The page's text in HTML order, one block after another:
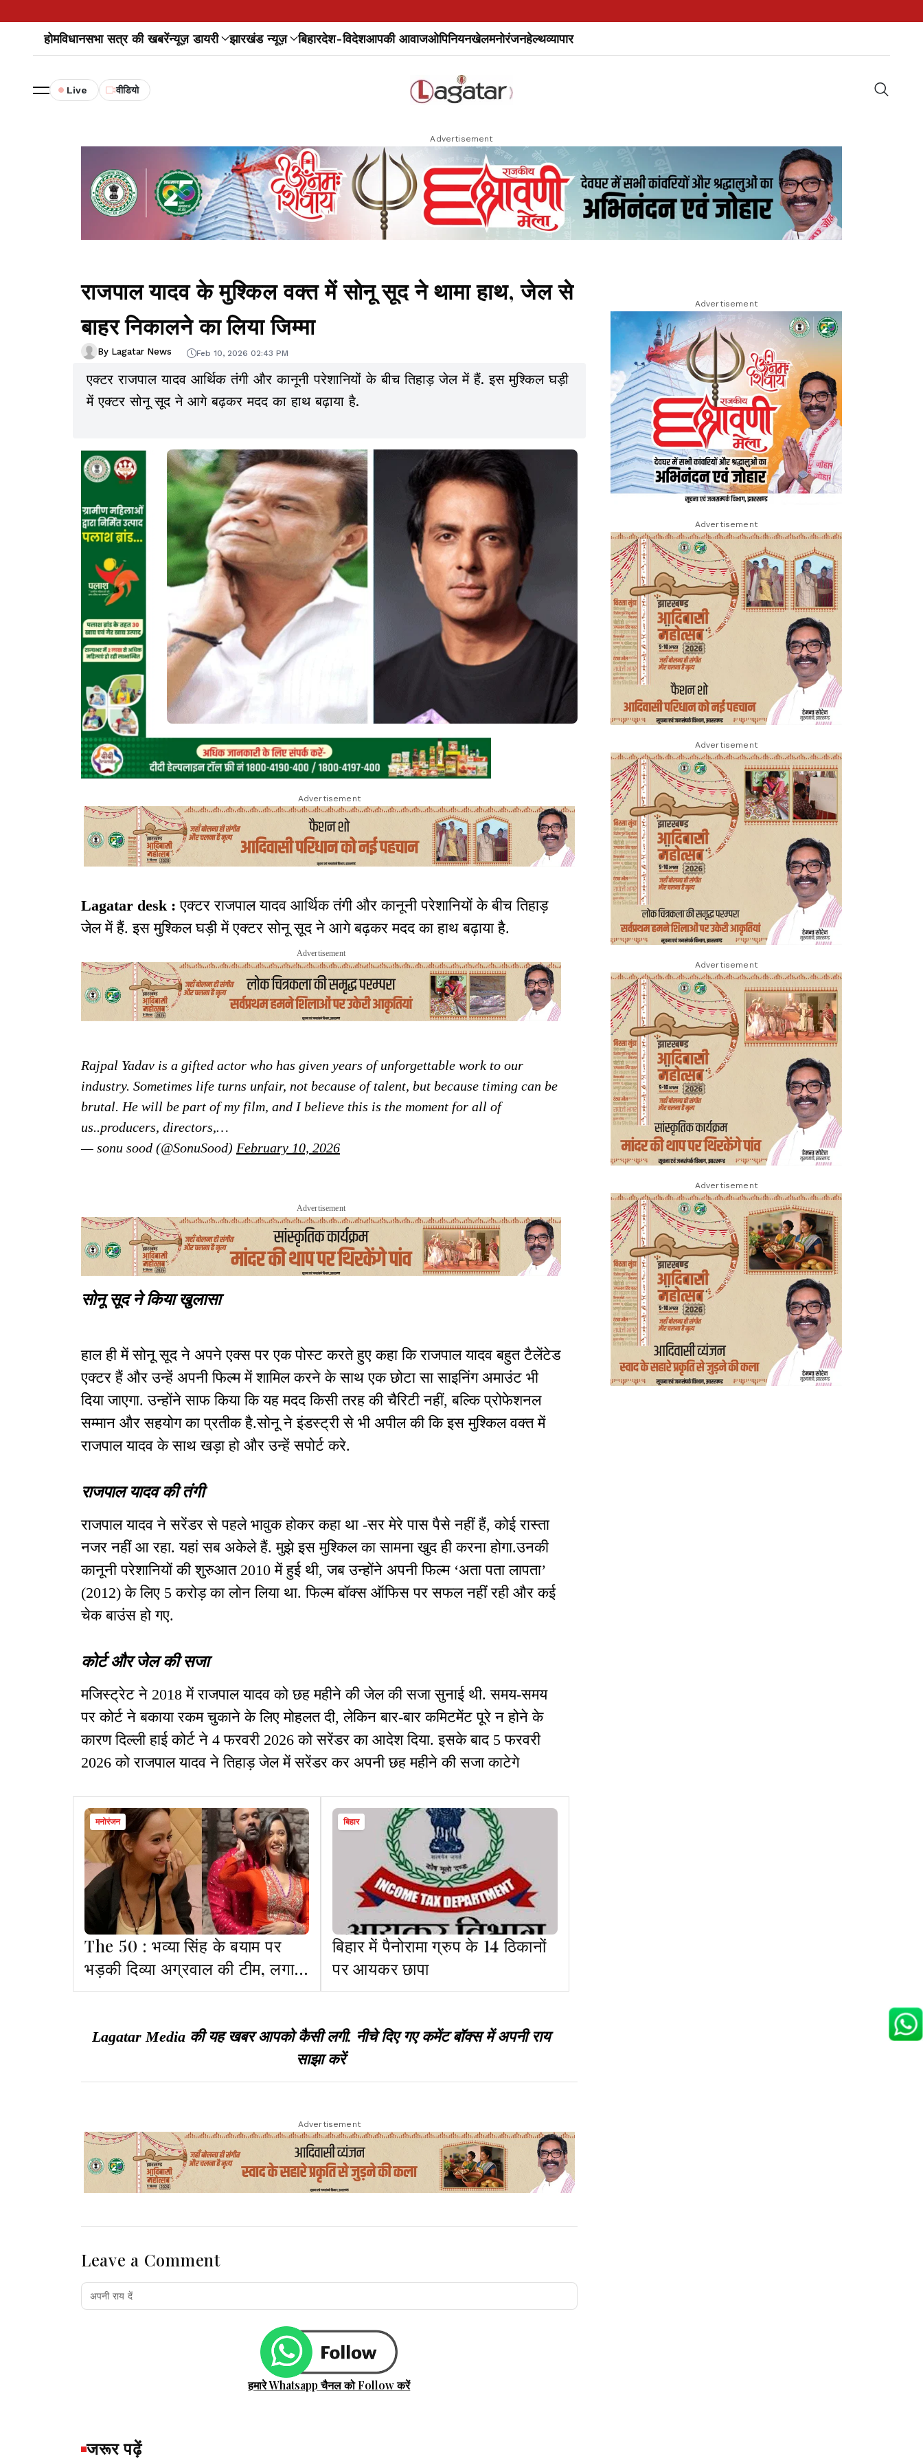
होमविधानसभा सत्र की खबरेंन्यूज़ डायरी झारखंड न्यूज़ बिहारदेश-विदेशआपकी आवाजओपिनियनखेलमनोरंजनहेल्थव्यापार
Live वीडियो
Advertisement
राजपाल यादव के मुश्किल वक्त में सोनू सूद ने थामा हाथ, जेल से
बाहर निकालने का लिया जिम्मा
By Lagatar News Feb 10, 2026 02:43 PM
एक्टर राजपाल यादव आर्थिक तंगी और कानूनी परेशानियों के बीच तिहाड़ जेल में हैं. इस मुश्किल घड़ी
में एक्टर सोनू सूद ने आगे बढ़कर मदद का हाथ बढ़ाया है.
Advertisement
Lagatar desk : एक्टर राजपाल यादव आर्थिक तंगी और कानूनी परेशानियों के बीच तिहाड़
जेल में हैं. इस मुश्किल घड़ी में एक्टर सोनू सूद ने आगे बढ़कर मदद का हाथ बढ़ाया है.
Advertisement
Rajpal Yadav is a gifted actor who has given years of unforgettable work to our
industry. Sometimes life turns unfair, not because of talent, but because timing can be
brutal. He will be part of my film, and I believe this is the moment for all of
us..producers, directors,…
— sonu sood (@SonuSood) February 10, 2026
Advertisement
सोनू सूद ने किया खुलासा
हाल ही में सोनू सूद ने अपने एक्स पर एक पोस्ट करते हुए कहा कि राजपाल यादव बहुत टैलेंटेड
एक्टर हैं और उन्हें अपनी फिल्म में शामिल करने के साथ एक छोटा सा साइनिंग अमाउंट भी
दिया जाएगा. उन्होंने साफ किया कि यह मदद किसी तरह की चैरिटी नहीं, बल्कि प्रोफेशनल
सम्मान और सहयोग का प्रतीक है.सोनू ने इंडस्ट्री से भी अपील की कि इस मुश्किल वक्त में
राजपाल यादव के साथ खड़ा हो और उन्हें सपोर्ट करे.
राजपाल यादव की तंगी
राजपाल यादव ने सरेंडर से पहले भावुक होकर कहा था -सर मेरे पास पैसे नहीं हैं, कोई रास्ता
नजर नहीं आ रहा. यहां सब अकेले हैं. मुझे इस मुश्किल का सामना खुद ही करना होगा.उनकी
कानूनी परेशानियों की शुरुआत 2010 में हुई थी, जब उन्होंने अपनी फिल्म ‘अता पता लापता’
(2012) के लिए 5 करोड़ का लोन लिया था. फिल्म बॉक्स ऑफिस पर सफल नहीं रही और कई
चेक बाउंस हो गए.
कोर्ट और जेल की सजा
मजिस्ट्रेट ने 2018 में राजपाल यादव को छह महीने की जेल की सजा सुनाई थी. समय-समय
पर कोर्ट ने बकाया रकम चुकाने के लिए मोहलत दी, लेकिन बार-बार कमिटमेंट पूरे न होने के
कारण दिल्ली हाई कोर्ट ने 4 फरवरी 2026 को सरेंडर का आदेश दिया. इसके बाद 5 फरवरी
2026 को राजपाल यादव ने तिहाड़ जेल में सरेंडर कर अपनी छह महीने की सजा काटेगे
मनोरंजन
The 50 : भव्या सिंह के बयाम पर
भड़की दिव्या अग्रवाल की टीम, लगाई
फटकार
बिहार
बिहार में पैनोरामा ग्रुप के 14 ठिकानों
पर आयकर छापा
Lagatar Media की यह खबर आपको कैसी लगी. नीचे दिए गए कमेंट बॉक्स में अपनी राय
साझा करें
Advertisement
Leave a Comment
हमारे Whatsapp चैनल को Follow करें
जरूर पढ़ें
Advertisement
Advertisement
Advertisement
Advertisement
Advertisement